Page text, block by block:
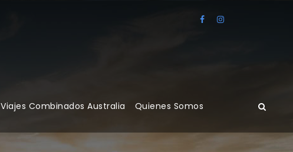
Viajes Combinados Australia Quienes Somos